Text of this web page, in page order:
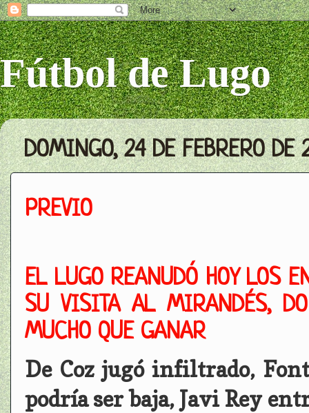
Fútbol de Lugo
DOMINGO, 24 DE FEBRERO DE
PREVIO
EL LUGO REANUDÓ HOY LOS
SU VISITA AL MIRANDÉS,
MUCHO QUE GANAR
De Coz jugó infiltrado,
podría ser baja, Javi Rey